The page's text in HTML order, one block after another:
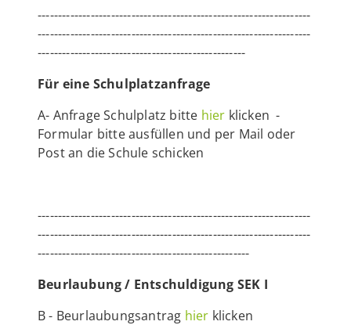
-------------------------------------------------------------------
-------------------------------------------------------------------
---------------------------------------------------
Für eine Schulplatzanfrage
A- Anfrage Schulplatz bitte hier klicken -
Formular bitte ausfüllen und per Mail oder
Post an die Schule schicken
-------------------------------------------------------------------
-------------------------------------------------------------------
----------------------------------------------------
Beurlaubung / Entschuldigung SEK I
B - Beurlaubungsantrag hier klicken